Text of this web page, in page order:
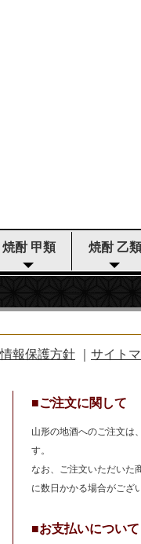
焼酎 甲類 焼酎 乙類
報保護方針 サイト
■ご注文に関して
山形の地酒へのご注文は
す。
なお、ご注文いただいた
に数日かかる場合がござ
■お支払いについて